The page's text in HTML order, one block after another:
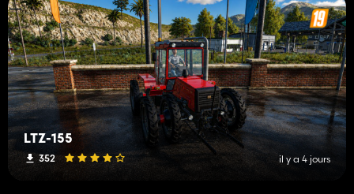
LTZ-155
352 il y a 4 jours